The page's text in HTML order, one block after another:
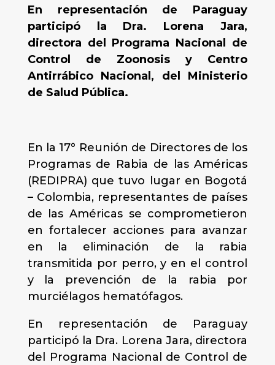
En representación de Paraguay
participó la Dra. Lorena Jara,
directora del Programa Nacional de
Control de Zoonosis y Centro
Antirrábico Nacional, del Ministerio
de Salud Pública.
En la 17° Reunión de Directores de los
Programas de Rabia de las Américas
(REDIPRA) que tuvo lugar en Bogotá
– Colombia, representantes de países
de las Américas se comprometieron
en fortalecer acciones para avanzar
en la eliminación de la rabia
transmitida por perro, y en el control
y la prevención de la rabia por
murciélagos hematófagos.
En representación de Paraguay
participó la Dra. Lorena Jara, directora
del Programa Nacional de Control de